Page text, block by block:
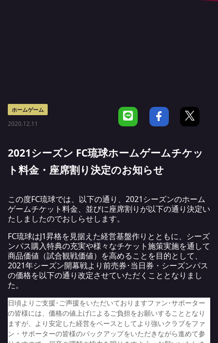
ホームゲーム
2020.12.11
2021シーズン FC琉球ホームゲームチケッ
ト料金・座席割り決定のお知らせ
この度FC琉球では、以下の通り、2021シーズンのホーム
ゲームチケット料金、並びに座席割りが以下の通り決定い
たしましたのでおしらせします。
FC琉球はJ1昇格を見据えた経営基盤作りとともに、シーズ
ンパス購入特典の充実や様々なチケット施策実施を通して
商品価値（試合観戦価値）を高めることを目的として、
2021年シーズン開幕戦より前売券･当日券・シーズンパス
の価格を以下の通り改定させていただくこととなりまし
た。
日頃よりご支援･ご声援をいただいておりますファン･サポーター
の皆様には、価格の値上げによるご負担をお願いすることとなり
ますが、より安定した経営をベースとしてより強いクラブをファ
ン・サポーターの皆様のバックアップをいただきながら進めて参